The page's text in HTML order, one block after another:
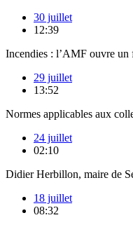
30 juillet
12:39
Incendies : l’AMF ouvre un
29 juillet
13:52
Normes applicables aux
24 juillet
02:10
Didier Herbillon, maire de
18 juillet
08:32